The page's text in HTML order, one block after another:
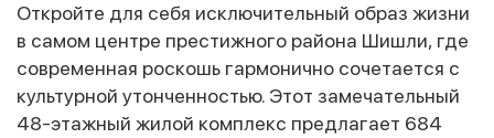
Откройте для себя исключительный образ жизни
в самом центре престижного района Шишли, где
современная роскошь гармонично сочетается с
культурной утонченностью. Этот замечательный
48-этажный жилой комплекс предлагает 684